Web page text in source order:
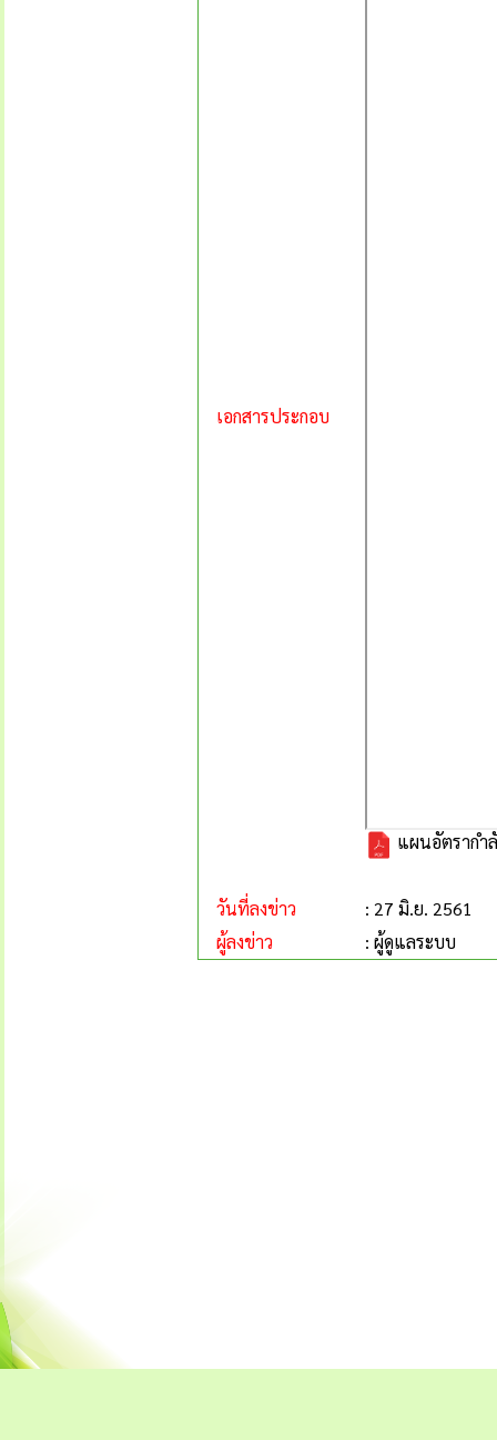
เอกสารประกอบ
แผนอัตรากำ
วันที่ลงข่าว
: 27 มิ.ย. 2561
ผู้ลงข่าว
: ผู้ดูแลระบบ